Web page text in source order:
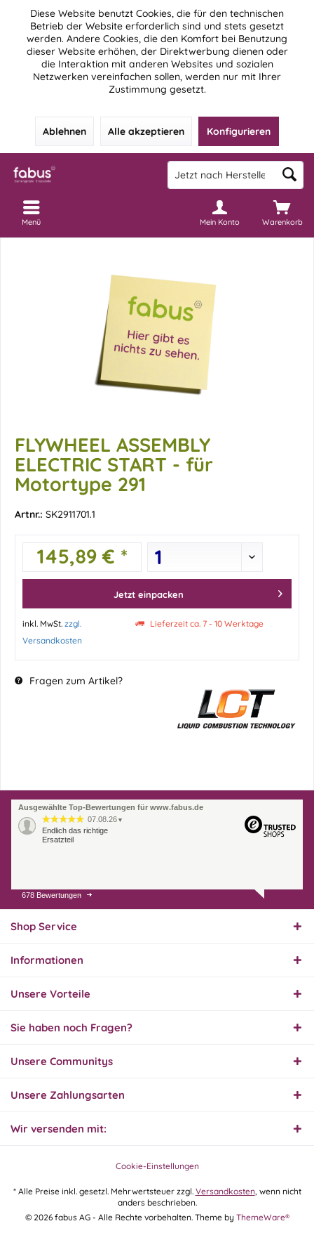
Diese Website benutzt Cookies, die für den technischen
Betrieb der Website erforderlich sind und stets gesetzt
werden. Andere Cookies, die den Komfort bei Benutzung
dieser Website erhöhen, der Direktwerbung dienen oder
die Interaktion mit anderen Websites und sozialen
Netzwerken vereinfachen sollen, werden nur mit Ihrer
Zustimmung gesetzt.
Ablehnen Alle akzeptieren Konfigurieren
Warenkorb
Mein Konto
Menü
FLYWHEEL ASSEMBLY
ELECTRIC START - für
Motortype 291
Artnr.: SK2911701.1
145,89 € *
Jetzt einpacken
inkl. MwSt. zzgl.
Versandkosten
Lieferzeit ca. 7 - 10 Werktage
Fragen zum Artikel?
Ausgewählte Top-Bewertungen für www.fabus.de
07.08.26 ▼
Endlich das richtige
Ersatzteil
01.08.26
Innerhalb 2 Tagen Ware
Super schnelle Lieferung,
Produkt und Preis
30.07.26
29.07.26▼
678 Bewertungen
Shop Service
Informationen
Unsere Vorteile
Sie haben noch Fragen?
Unsere Communitys
Unsere Zahlungsarten
Wir versenden mit:
Cookie-Einstellungen
* Alle Preise inkl. gesetzl. Mehrwertsteuer zzgl. Versandkosten, wenn nicht
anders beschrieben.
© 2026 fabus AG - Alle Rechte vorbehalten. Theme by ThemeWare®